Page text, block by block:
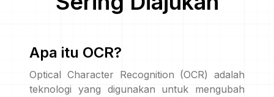
Apa itu OCR?
Optical Character Recognition (OCR) adalah
teknologi yang digunakan untuk mengubah